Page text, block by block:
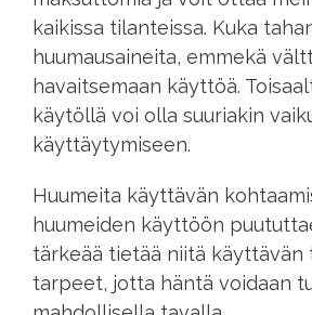
kaikissa tilanteissa. Kuka
huumausaineita, emmekä
havaitsemaan käyttöä.
käytöllä voi olla suuriakin
käyttäytymiseen.
Huumeita käyttävän
huumeiden käyttöön
tärkeää tietää niitä käyttävän
tarpeet, jotta häntä voidaan